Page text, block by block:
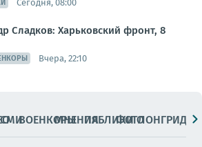
Сегодня, 08:00
Сладков: Харьковский фронт, 8
Вчера, 22:10
СМИВОЕНКОРЫМНЕНИЯПАБЛИКИ
ФОТОЛОНГРИДЫ